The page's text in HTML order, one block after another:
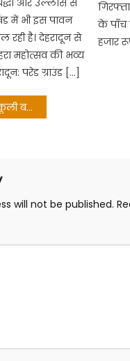
और उल्लास से
में भी इस पावन
रही है। देहरादून से
महोत्सव की भव्य
परेड ग्राउंड […]
के पाँच
हजार
बोर्ड परीक्षाओं की शुभकामना
will not be published.